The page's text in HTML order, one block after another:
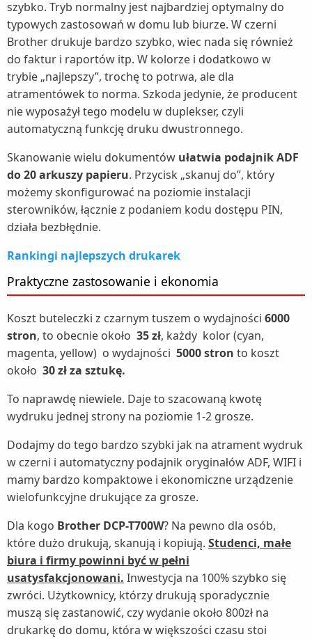
szybko. Tryb normalny jest najbardziej optymalny do
typowych zastosowań w domu lub biurze. W czerni
Brother drukuje bardzo szybko, wiec nada się również
do faktur i raportów itp. W kolorze i dodatkowo w
trybie „najlepszy”, trochę to potrwa, ale dla
atramentówek to norma. Szkoda jedynie, że producent
nie wyposażył tego modelu w duplekser, czyli
automatyczną funkcję druku dwustronnego.
Skanowanie wielu dokumentów ułatwia podajnik ADF
do 20 arkuszy papieru. Przycisk „skanuj do”, który
możemy skonfigurować na poziomie instalacji
sterowników, łącznie z podaniem kodu dostępu PIN,
działa bezbłędnie.
Rankingi najlepszych drukarek
Praktyczne zastosowanie i ekonomia
Koszt buteleczki z czarnym tuszem o wydajności 6000
stron, to obecnie około 35 zł, każdy kolor (cyan,
magenta, yellow) o wydajności 5000 stron to koszt
około 30 zł za sztukę.
To naprawdę niewiele. Daje to szacowaną kwotę
wydruku jednej strony na poziomie 1-2 grosze.
Dodajmy do tego bardzo szybki jak na atrament wydruk
w czerni i automatyczny podajnik oryginałów ADF, WIFI i
mamy bardzo kompaktowe i ekonomiczne urządzenie
wielofunkcyjne drukujące za grosze.
Dla kogo Brother DCP-T700W? Na pewno dla osób,
które dużo drukują, skanują i kopiują. Studenci, małe
biura i firmy powinni być w pełni
usatysfakcjonowani. Inwestycja na 100% szybko się
zwróci. Użytkownicy, którzy drukują sporadycznie
muszą się zastanowić, czy wydanie około 800zł na
drukarkę do domu, która w większości czasu stoi